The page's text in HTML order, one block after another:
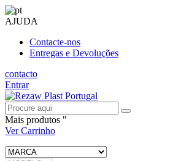
AJUDA
Contacte-nos
Entregas e Devoluções
contacto
Entrar
Mais produtos "
Ver Carrinho